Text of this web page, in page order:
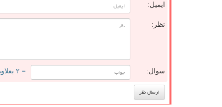
ایمیل:
نظر:
سوال: = ۲ بعلاوه ۳